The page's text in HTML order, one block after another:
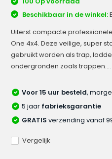
Beschikbaar in de winkel:
Uiterst compacte
One 4x4. Deze veilige, super
gebruikt worden als trap,
ondergronden zoals
Voor 15 uur besteld,
5 jaar fabrieksgarantie
GRATIS verzending vanaf
Vergelijk